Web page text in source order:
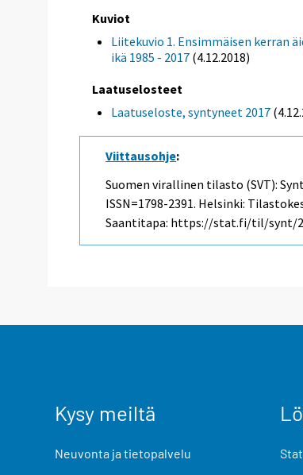
Kuviot
Liitekuvio 1. Ensimmäisen kerran
ikä 1985 - 2017 (4.12.2018)
Laatuselosteet
Laatuseloste, syntyneet 2017
Viittausohje:
Suomen virallinen tilasto (SVT):
ISSN=1798-2391. Helsinki:
Saantitapa: https://stat.fi/til/synt/
Kysy meiltä
Neuvonta ja tietopalvelu